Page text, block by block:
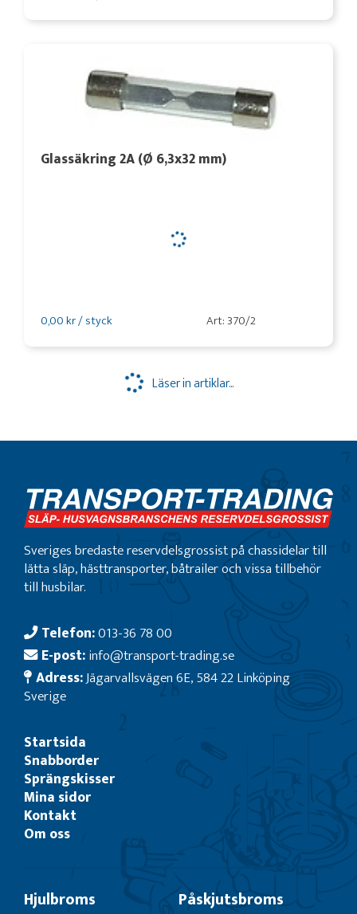
Glassäkring 2A (Ø 6,3x32 mm)
0,00 kr / styck Art: 370/2
Läser in artiklar...
Sveriges bredaste reservdelsgrossist på chassidelar till
lätta släp, hästtransporter, båtrailer och vissa tillbehör
till husbilar.
Telefon:013-36 78 00
E-post:info@transport-trading.se
Adress:Jägarvallsvägen 6E, 584 22 Linköping
Sverige
Startsida
Snabborder
Sprängskisser
Mina sidor
Kontakt
Om oss
Hjulbroms Påskjutsbroms